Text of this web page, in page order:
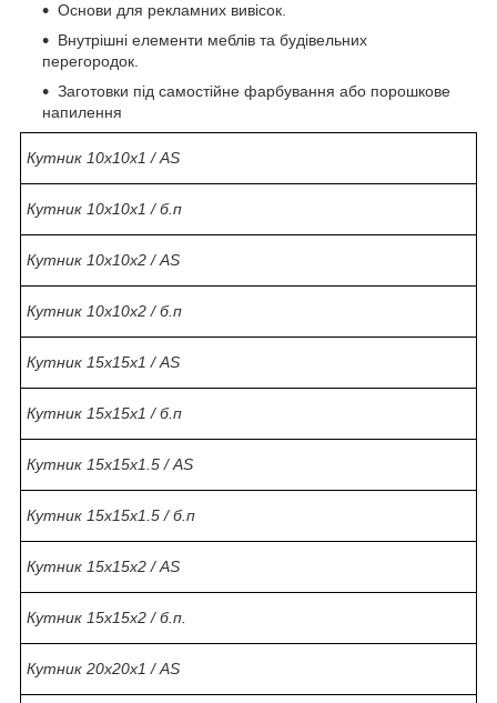
Основи для рекламних вивісок.
Внутрішні елементи меблів та будівельних
перегородок.
Заготовки під самостійне фарбування або порошкове
напилення
Кутник 10х10х1 / AS
Кутник 10х10х1 / б.п
Кутник 10х10х2 / AS
Кутник 10х10х2 / б.п
Кутник 15х15х1 / AS
Кутник 15х15х1 / б.п
Кутник 15х15х1.5 / AS
Кутник 15х15х1.5 / б.п
Кутник 15х15х2 / AS
Кутник 15х15х2 / б.п.
Кутник 20х20х1 / AS